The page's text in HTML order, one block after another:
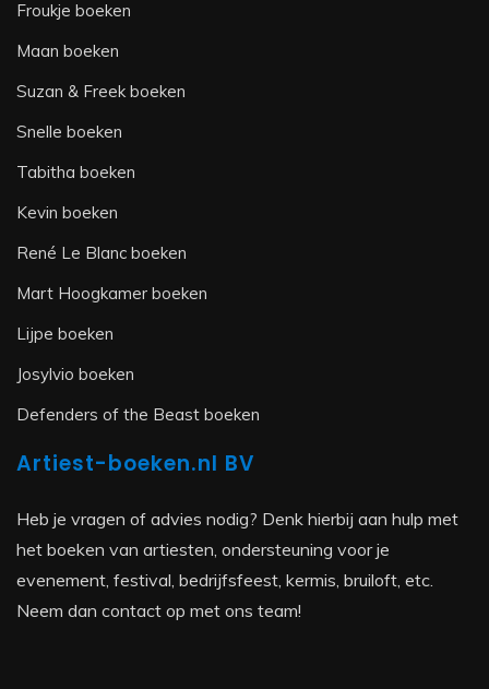
Froukje boeken
Maan boeken
Suzan & Freek boeken
Snelle boeken
Tabitha boeken
Kevin boeken
René Le Blanc boeken
Mart Hoogkamer boeken
Lijpe boeken
Josylvio boeken
Defenders of the Beast boeken
Artiest-boeken.nl BV
Heb je vragen of advies nodig? Denk hierbij aan hulp met
het boeken van artiesten, ondersteuning voor je
evenement, festival, bedrijfsfeest, kermis, bruiloft, etc.
Neem dan contact op met ons team!